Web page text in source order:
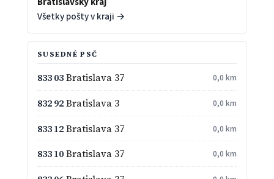
Všetky pošty v kraji →
SUSEDNÉ PSČ
833 03Bratislava 37 0,0 km
832 92Bratislava 3 0,0 km
833 12Bratislava 37 0,0 km
833 10Bratislava 37 0,0 km